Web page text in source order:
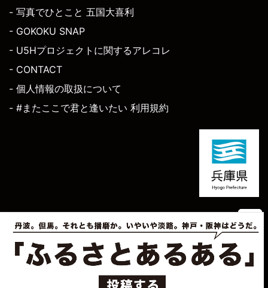
- 写真でひとこと 五国大喜利
- GOKOKU SNAP
- U5Hプロジェクトに関するアレコレ
- CONTACT
- 個人情報の取扱について
- #またここで君と逢いたい 利用規約